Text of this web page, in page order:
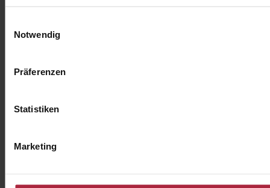
Notwendig
Präferenzen
Statistiken
Marketing